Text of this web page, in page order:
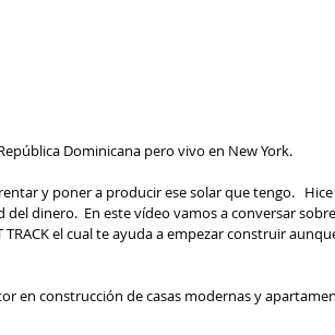
Dominicana pero vivo en New York.
y poner a producir ese solar que tengo.
dinero.  En este vídeo vamos a conversar
el cual te ayuda a empezar construir
en construcción de casas modernas y